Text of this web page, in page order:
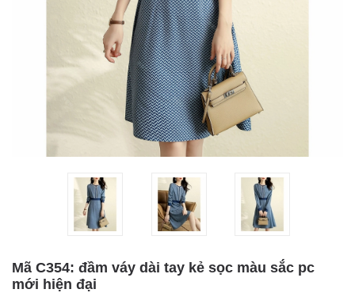
Mã C354: đầm váy dài tay kẻ sọc màu sắc pc
mới hiện đại